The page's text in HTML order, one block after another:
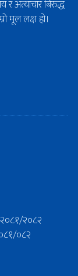
र अत्याचार बिरुद्ध
मूल लक्ष हो।
२०८१/२०८२
०८२